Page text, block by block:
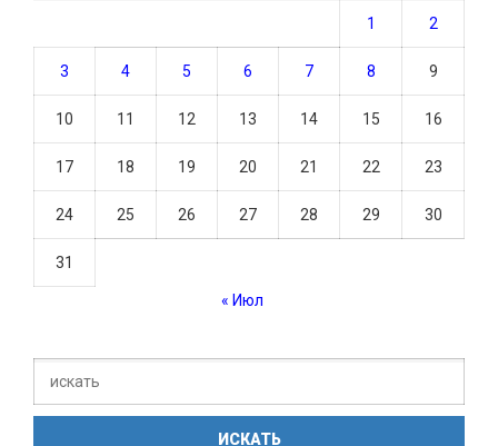
1 2
3 4 5 6 7 8 9
10 11 12 13 14 15 16
17 18 19 20 21 22 23
24 25 26 27 28 29 30
31
« Июл